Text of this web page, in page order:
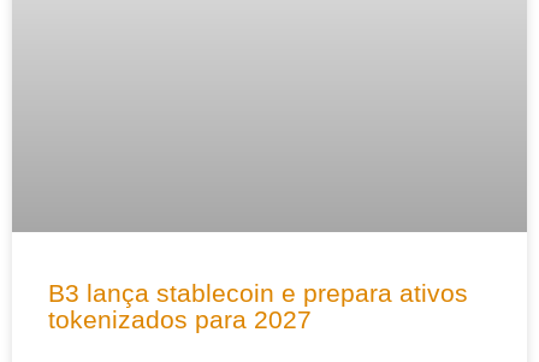
B3 lança stablecoin e prepara ativos
tokenizados para 2027